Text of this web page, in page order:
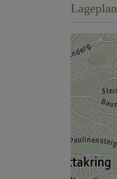
Lageplan